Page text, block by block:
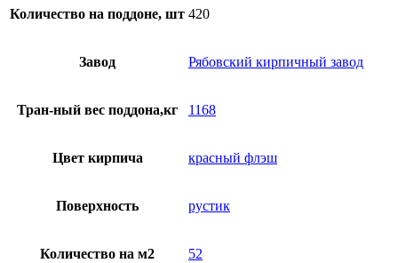
Количество на поддоне, шт 420
Завод Рябовский кирпичный завод
Тран-ный вес поддона,кг 1168
Цвет кирпича красный флэш
Поверхность рустик
Количество на м2 52